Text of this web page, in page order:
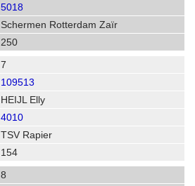
5018
Schermen Rotterdam Zaïr
250
7
109513
HEIJL Elly
4010
TSV Rapier
154
8